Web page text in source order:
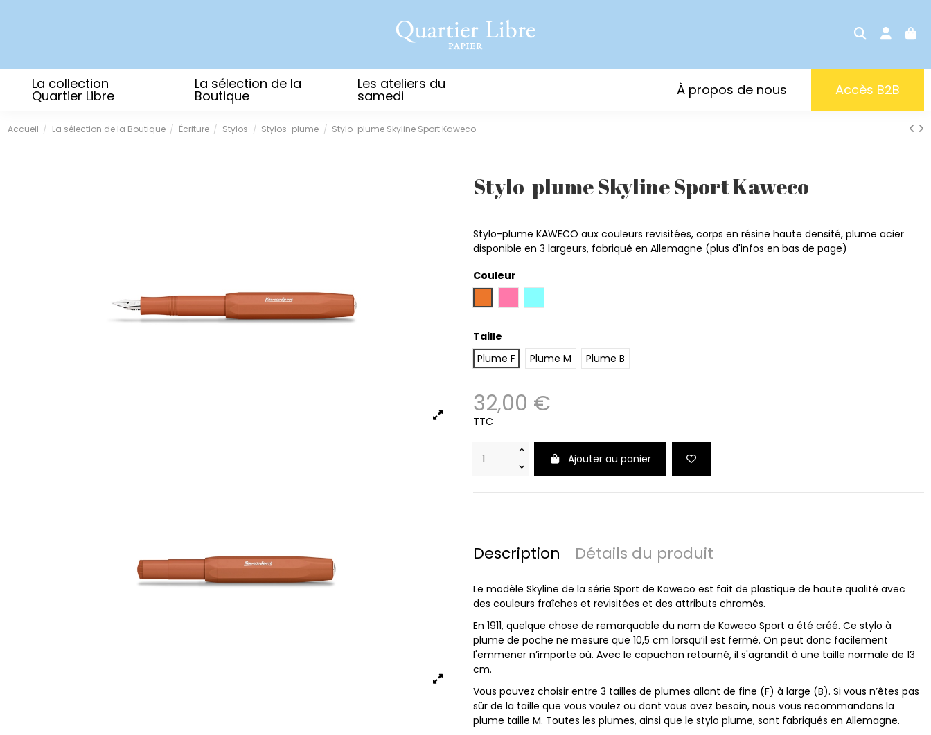
La collection
Quartier Libre
La sélection de la
Boutique
Les ateliers du
samedi Accès B2B
À propos de nous
Accueil La sélection de la Boutique Écriture Stylos Stylos-plume Stylo-plume Skyline Sport Kaweco
Stylo-plume Skyline Sport Kaweco
Stylo-plume KAWECO aux couleurs revisitées, corps en résine haute densité, plume acier
disponible en 3 largeurs, fabriqué en Allemagne (plus d'infos en bas de page)
Couleur
Taille
Plume F
Plume M Plume B
32,00 €
TTC
Ajouter au panier
Description Détails du produit
Le modèle Skyline de la série Sport de Kaweco est fait de plastique de haute qualité avec
des couleurs fraîches et revisitées et des attributs chromés.
En 1911, quelque chose de remarquable du nom de Kaweco Sport a été créé. Ce stylo à
plume de poche ne mesure que 10,5 cm lorsqu’il est fermé. On peut donc facilement
l'emmener n’importe où. Avec le capuchon retourné, il s'agrandit à une taille normale de 13
cm.
Vous pouvez choisir entre 3 tailles de plumes allant de fine (F) à large (B). Si vous n’êtes pas
sûr de la taille que vous voulez ou dont vous avez besoin, nous vous recommandons la
plume taille M. Toutes les plumes, ainsi que le stylo plume, sont fabriqués en Allemagne.